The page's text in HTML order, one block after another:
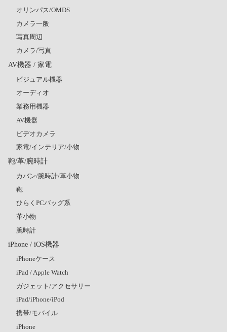
オリンパス/OMDS
カメラ一般
写真周辺
カメラ/写真
AV機器 / 家電
ビジュアル機器
オーディオ
業務用機器
AV機器
ビデオカメラ
家電/インテリア/小物
鞄/革/腕時計
カバン/腕時計/革小物
鞄
ひらくPCバッグ系
革小物
腕時計
iPhone / iOS機器
iPhoneケース
iPad / Apple Watch
ガジェット/アクセサリー
iPad/iPhone/iPod
携帯/モバイル
iPhone